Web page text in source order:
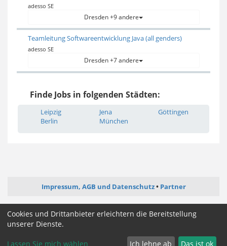
adesso SE
Dresden +9 andere
Teamleitung Softwareentwicklung Java (all genders)
adesso SE
Dresden +7 andere
Finde Jobs in folgenden Städten:
Leipzig
Berlin
Jena
München
Göttingen
Impressum, AGB und Datenschutz Partner
ictjob.de administrator-jobs.de
webentwickler-jobs.de
Cookies und Drittanbieter erleichtern die Bereitstellung
unserer Dienste.
Lassen Sie mich wählen Ich lehne ab Das ist ok